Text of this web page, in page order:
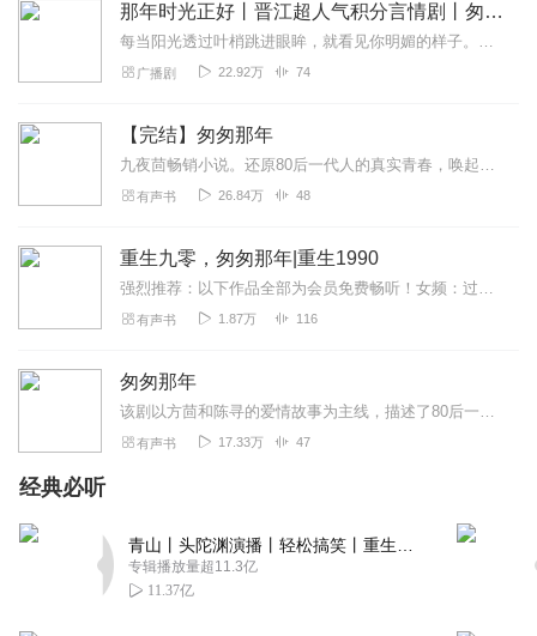
那年时光正好丨晋江超人气积分言情剧丨匆匆那年双向暗恋丨校花校草痴迷虐恋长相思
每当阳光透过叶梢跳进眼眸，就看见你明媚的样子。潇潇雨歇，想说的话终究来不及，却也感激你出现在我的生命里。现在的你，还好吗？想你了······欢迎订阅收听萧亦山俱...
广播剧 22.92万 74
【完结】匆匆那年
九夜茴畅销小说。还原80后一代人的真实青春，唤起所有人对青春最美好纯真的回忆。讲述了陈寻、方茴、乔燃、赵烨、林嘉茉这群死党跨越十五年的青春、记忆与友情。以方茴和...
有声书 26.84万 48
重生九零，匆匆那年|重生1990
强烈推荐：以下作品全部为会员免费畅听！女频：过亿人气改编作品：《豪门娇妻：替嫁小甜心》点击收听！爆款甜宠系列推荐：《我的总裁七岁半》点击收听！喜马拉雅优...
有声书 1.87万 116
匆匆那年
该剧以方茴和陈寻的爱情故事为主线，描述了80后一代人的情感与生活历程，还原了80后一代人对青春最美好纯真的回忆。方茴、陈寻、乔燃、赵烨、林嘉茉是5个性格鲜明的高...
有声书 17.33万 47
经典必听
专辑播放量超11.3亿
11.37亿